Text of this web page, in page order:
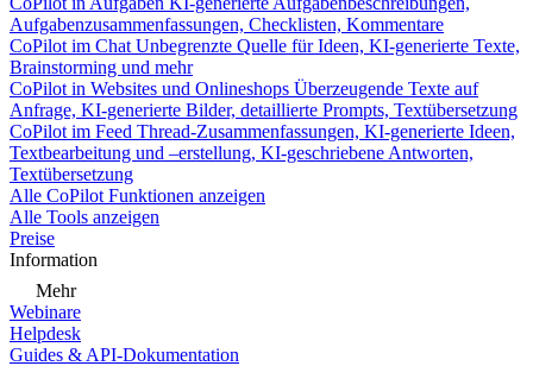
Aufgabenzusammenfassungen, Checklisten, Kommentare
CoPilot im Chat Unbegrenzte Quelle für Ideen, KI-generierte Texte,
Brainstorming und mehr
CoPilot in Websites und Onlineshops Überzeugende Texte auf
Anfrage, KI-generierte Bilder, detaillierte Prompts, Textübersetzung
CoPilot im Feed Thread-Zusammenfassungen, KI-generierte Ideen,
Textbearbeitung und –erstellung, KI-geschriebene Antworten,
Textübersetzung
Alle CoPilot Funktionen anzeigen
Alle Tools anzeigen
Preise
Information
Mehr
Webinare
Helpdesk
Guides & API-Dokumentation